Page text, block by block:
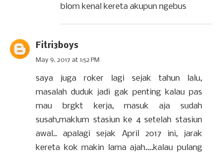
blom kenal kereta akupun ngebus
Fitri3boys
May 9, 2017 at 1:52 PM
saya juga roker lagi sejak tahun lalu,
masalah duduk jadi gak penting kalau pas
mau brgkt kerja, masuk aja sudah
susah,maklum stasiun ke 4 setelah stasiun
awal.. apalagi sejak April 2017 ini, jarak
kereta kok makin lama ajah....kalau pulang